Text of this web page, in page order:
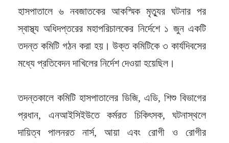
হাসপাতালে ৬ নবজাতকের আকস্মিক মৃত্যুর ঘটনার পর
স্বাস্থ্য অধিদপ্তরের মহাপরিচালকের নির্দেশে ১ জুন একটি
তদন্ত কমিটি গঠন করা হয়। উক্ত কমিটিকে ৩ কার্যদিবসের
মধ্যে প্রতিবেদন দাখিলের নির্দেশ দেওয়া হয়েছিল।
তদন্তকালে কমিটি হাসপাতালের ডিজি, এডি, শিশু বিভাগের
প্রধান, এনআইসিইউতে কর্মরত চিকিৎসক, ঘটনাস্থলে
দায়িত্ব পালনরত নার্স, আয়া এবং রোগী ও রোগীর